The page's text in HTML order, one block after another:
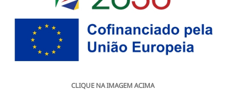
CLIQUE NA IMAGEM ACIMA